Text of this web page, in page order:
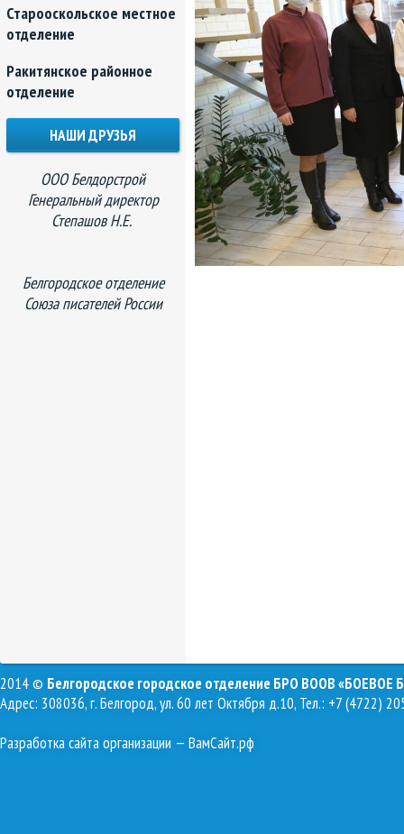
Старооскольское местное
отделение
Ракитянское районное
отделение
НАШИ ДРУЗЬЯ
ООО Белдорстрой
Генеральный директор
Степашов Н.Е.
Белгородское отделение
Союза писателей России
2014 © Белгородское городское отделение БРО ВООВ «БОЕВОЕ
Адрес: 308036, г. Белгород, ул. 60 лет Октября д.10, Тел.: +7 (4722)
Разработка сайта организации — ВамСайт.рф